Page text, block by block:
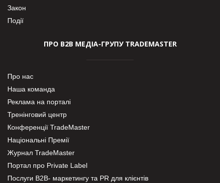
Закон
Події
ПРО В2В МЕДІА-ГРУПУ TRADEMASTER
Про нас
Наша команда
Реклама на порталі
Тренінговий центр
Конференції TradeMaster
Національні Премії
Журнал TradeMaster
Портал про Private Label
Послуги В2В- маркетингу та PR для клієнтів